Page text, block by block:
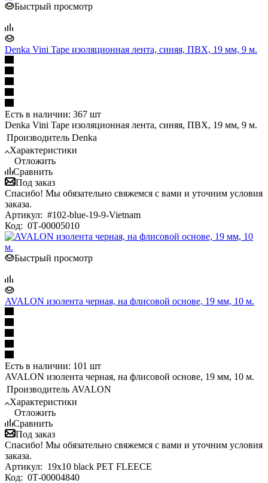
Быстрый просмотр
Denka Vini Tape изоляционная лента, синяя, ПВХ, 19 мм, 9 м.
Есть в наличии: 367 шт
Denka Vini Tape изоляционная лента, синяя, ПВХ, 19 мм, 9 м.
Производитель Denka
Характеристики
Отложить
Сравнить
Под заказ
Спасибо! Мы обязательно свяжемся с вами и уточним условия
заказа.
Артикул: #102-blue-19-9-Vietnam
Код: 0Т-00005010
Быстрый просмотр
AVALON изолента черная, на флисовой основе, 19 мм, 10 м.
Есть в наличии: 101 шт
AVALON изолента черная, на флисовой основе, 19 мм, 10 м.
Производитель AVALON
Характеристики
Отложить
Сравнить
Под заказ
Спасибо! Мы обязательно свяжемся с вами и уточним условия
заказа.
Артикул: 19x10 black PET FLEECE
Код: 0Т-00004840